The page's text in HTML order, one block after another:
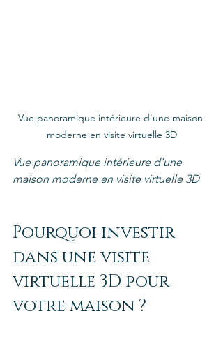
Vue panoramique intérieure d'une maison
moderne en visite virtuelle 3D
Vue panoramique intérieure d'une
maison moderne en visite virtuelle 3D
Pourquoi investir
dans une visite
virtuelle 3D pour
votre maison ?